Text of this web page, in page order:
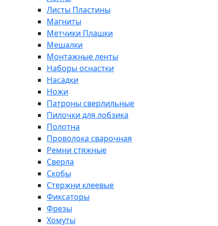
Листы Пластины
Магниты
Метчики Плашки
Мешалки
Монтажные ленты
Наборы оснастки
Насадки
Ножи
Патроны сверлильные
Пилочки для лобзика
Полотна
Проволока сварочная
Ремни стяжные
Сверла
Скобы
Стержни клеевые
Фиксаторы
Фрезы
Хомуты